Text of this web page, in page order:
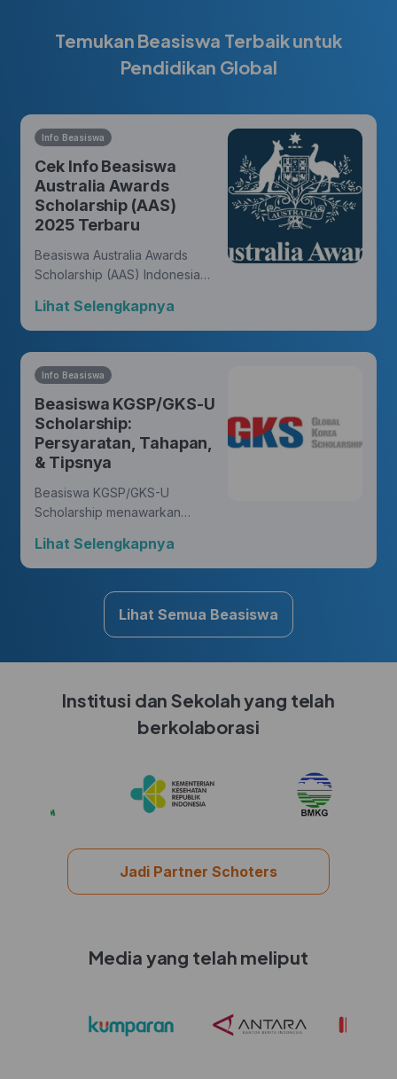
Temukan Beasiswa Terbaik untuk
Pendidikan Global
Info Beasiswa
Cek Info Beasiswa
Australia Awards
Scholarship (AAS)
2025 Terbaru
Beasiswa Australia Awards
Scholarship (AAS) Indonesia
warga negara Indonesia untuk
meraih gelar master atau
doktor dari universitas di
Australia dan membukakan
yang membawa perubahan.
Lihat Selengkapnya
Info Beasiswa
Beasiswa KGSP/GKS-U
Scholarship:
Persyaratan, Tahapan,
& Tipsnya
Beasiswa KGSP/GKS-U
Scholarship menawarkan
bagi Hunters untuk mengejar
gelar di berbagai disiplin ilmu,
sambil mendapatkan
pengalaman budaya yang
kaya di Korea.
Lihat Selengkapnya
Lihat Semua Beasiswa
Institusi dan Sekolah yang telah
berkolaborasi
Jadi Partner Schoters
Media yang telah meliput